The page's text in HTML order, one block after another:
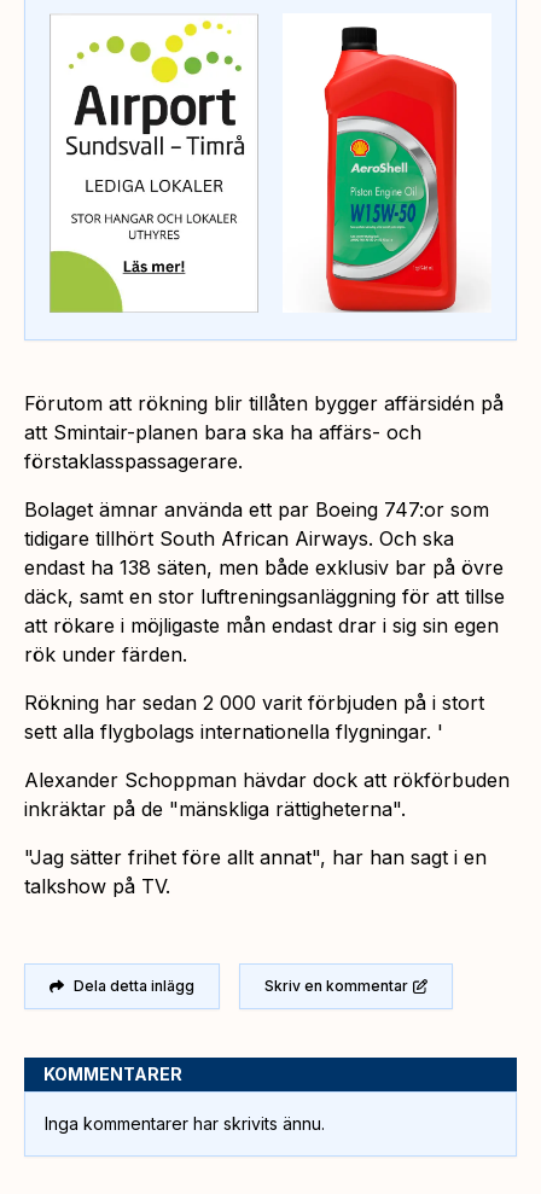
Förutom att rökning blir tillåten bygger affärsidén på
att Smintair-planen bara ska ha affärs- och
förstaklasspassagerare.
Bolaget ämnar använda ett par Boeing 747:or som
tidigare tillhört South African Airways. Och ska
endast ha 138 säten, men både exklusiv bar på övre
däck, samt en stor luftreningsanläggning för att tillse
att rökare i möjligaste mån endast drar i sig sin egen
rök under färden.
Rökning har sedan 2 000 varit förbjuden på i stort
sett alla flygbolags internationella flygningar. '
Alexander Schoppman hävdar dock att rökförbuden
inkräktar på de "mänskliga rättigheterna".
"Jag sätter frihet före allt annat", har han sagt i en
talkshow på TV.
Dela detta inlägg Skriv en kommentar
KOMMENTARER
Inga kommentarer har skrivits ännu.